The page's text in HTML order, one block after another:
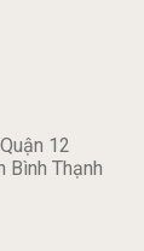
12
Bình Thạnh